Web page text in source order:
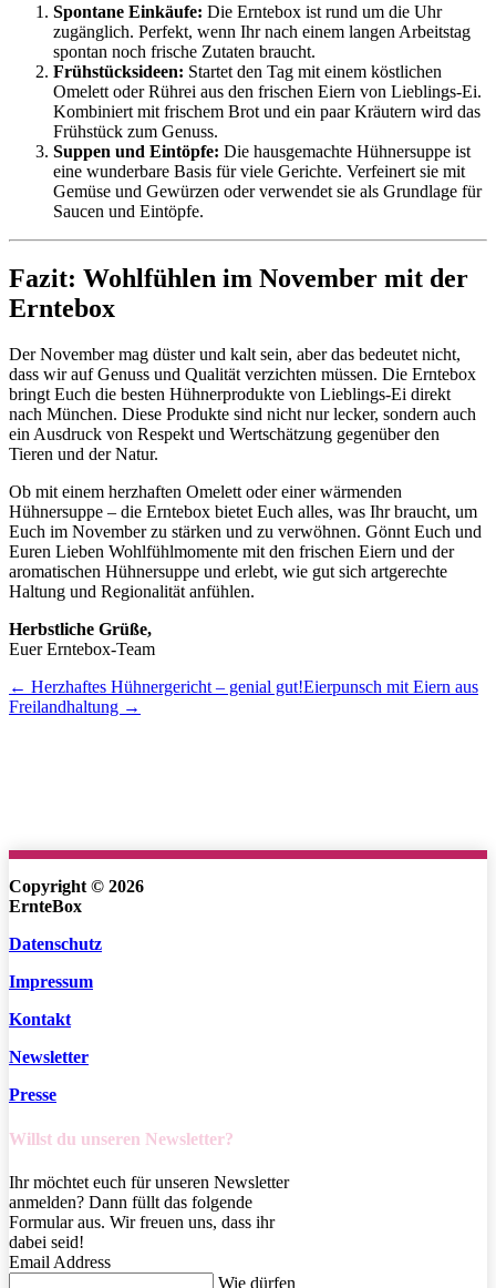
Spontane Einkäufe: Die Erntebox ist rund um die Uhr
zugänglich. Perfekt, wenn Ihr nach einem langen Arbeitstag
spontan noch frische Zutaten braucht.
Frühstücksideen: Startet den Tag mit einem köstlichen
Omelett oder Rührei aus den frischen Eiern von Lieblings-Ei.
Kombiniert mit frischem Brot und ein paar Kräutern wird das
Frühstück zum Genuss.
Suppen und Eintöpfe: Die hausgemachte Hühnersuppe ist
eine wunderbare Basis für viele Gerichte. Verfeinert sie mit
Gemüse und Gewürzen oder verwendet sie als Grundlage für
Saucen und Eintöpfe.
Fazit: Wohlfühlen im November mit der
Erntebox
Der November mag düster und kalt sein, aber das bedeutet nicht,
dass wir auf Genuss und Qualität verzichten müssen. Die Erntebox
bringt Euch die besten Hühnerprodukte von Lieblings-Ei direkt
nach München. Diese Produkte sind nicht nur lecker, sondern auch
ein Ausdruck von Respekt und Wertschätzung gegenüber den
Tieren und der Natur.
Ob mit einem herzhaften Omelett oder einer wärmenden
Hühnersuppe – die Erntebox bietet Euch alles, was Ihr braucht, um
Euch im November zu stärken und zu verwöhnen. Gönnt Euch und
Euren Lieben Wohlfühlmomente mit den frischen Eiern und der
aromatischen Hühnersuppe und erlebt, wie gut sich artgerechte
Haltung und Regionalität anfühlen.
Herbstliche Grüße,
Euer Erntebox-Team
← Herzhaftes Hühnergericht – genial gut!Eierpunsch mit Eiern aus
Freilandhaltung →
Copyright © 2026
ErnteBox
Datenschutz
Impressum
Kontakt
Newsletter
Presse
Willst du unseren Newsletter?
Ihr möchtet euch für unseren Newsletter
anmelden? Dann füllt das folgende
Formular aus. Wir freuen uns, dass ihr
dabei seid!
Email Address
Wie dürfen